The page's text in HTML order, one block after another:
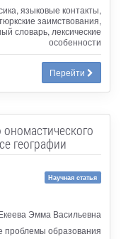
языковые контакты,
заимствования,
словарь, лексические
особенности
Перейти
географии
Научная статья
Эмма Васильевна
проблемы образования